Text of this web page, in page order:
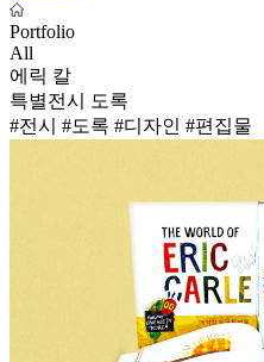
Portfolio
All
에릭 칼
특별전시 도록
#전시 #도록 #디자인 #편집물